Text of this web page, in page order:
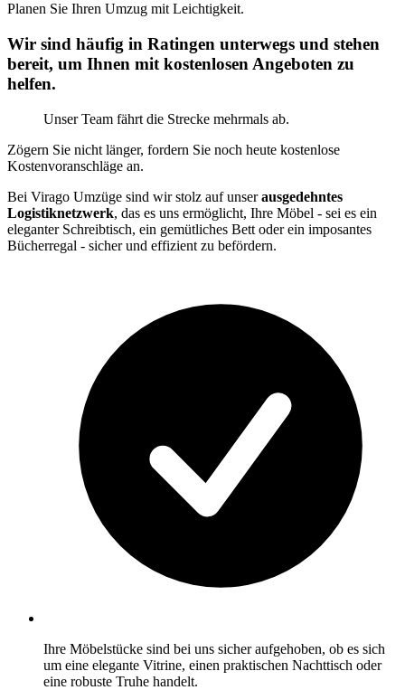
Planen Sie Ihren Umzug mit Leichtigkeit.
Wir sind häufig in Ratingen unterwegs und stehen
bereit, um Ihnen mit kostenlosen Angeboten zu
helfen.
Unser Team fährt die Strecke mehrmals ab.
Zögern Sie nicht länger, fordern Sie noch heute kostenlose
Kostenvoranschläge an.
Bei Virago Umzüge sind wir stolz auf unserausgedehntes
Logistiknetzwerk, das es uns ermöglicht, Ihre Möbel - sei es ein
eleganter Schreibtisch, ein gemütliches Bett oder ein imposantes
Bücherregal - sicher und effizient zu befördern.
Ihre Möbelstücke sind bei uns sicher aufgehoben, ob es sich
um eine elegante Vitrine, einen praktischen Nachttisch oder
eine robuste Truhe handelt.